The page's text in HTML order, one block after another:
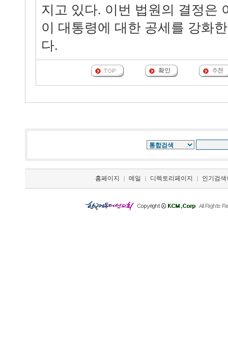
지고 있다. 이번 법원의 결정은
이 대통령에 대한 공세를 강화
다.
홈페이지 | 메일 | 디렉토리페이지 | 인기검색